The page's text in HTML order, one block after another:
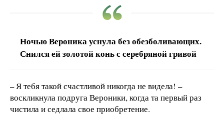
Ночью Вероника уснула без обезболивающих.
Снился ей золотой конь с серебряной гривой
– Я тебя такой счастливой никогда не видела! –
воскликнула подруга Вероники, когда та первый раз
чистила и седлала свое приобретение.